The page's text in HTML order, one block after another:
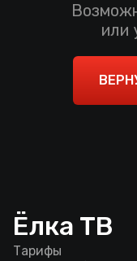
или
Ёлка ТВ
Тарифы